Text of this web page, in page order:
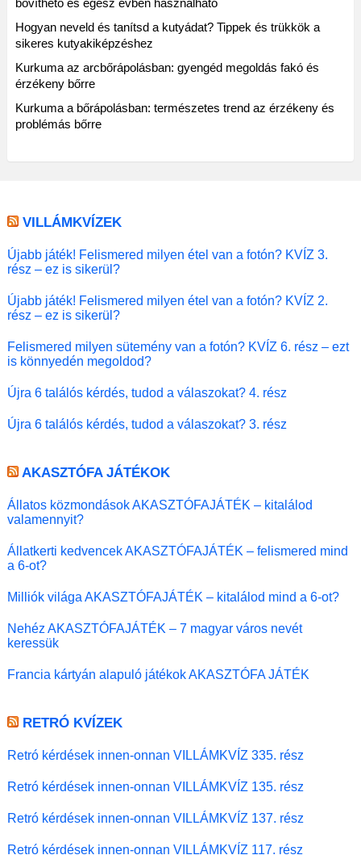
Hogyan neveld és tanítsd a kutyádat? Tippek és trükkök a
sikeres kutyakiképzéshez
Kurkuma az arcbőrápolásban: gyengéd megoldás fakó és
érzékeny bőrre
Kurkuma a bőrápolásban: természetes trend az érzékeny és
problémás bőrre
VILLÁMKVÍZEK
Újabb játék! Felismered milyen étel van a fotón? KVÍZ 3.
rész – ez is sikerül?
Újabb játék! Felismered milyen étel van a fotón? KVÍZ 2.
rész – ez is sikerül?
Felismered milyen sütemény van a fotón? KVÍZ 6. rész – ezt
is könnyedén megoldod?
Újra 6 találós kérdés, tudod a válaszokat? 4. rész
Újra 6 találós kérdés, tudod a válaszokat? 3. rész
AKASZTÓFA JÁTÉKOK
Állatos közmondások AKASZTÓFAJÁTÉK – kitalálod
valamennyit?
Állatkerti kedvencek AKASZTÓFAJÁTÉK – felismered mind
a 6-ot?
Milliók világa AKASZTÓFAJÁTÉK – kitalálod mind a 6-ot?
Nehéz AKASZTÓFAJÁTÉK – 7 magyar város nevét
keressük
Francia kártyán alapuló játékok AKASZTÓFA JÁTÉK
RETRÓ KVÍZEK
Retró kérdések innen-onnan VILLÁMKVÍZ 335. rész
Retró kérdések innen-onnan VILLÁMKVÍZ 135. rész
Retró kérdések innen-onnan VILLÁMKVÍZ 137. rész
Retró kérdések innen-onnan VILLÁMKVÍZ 117. rész